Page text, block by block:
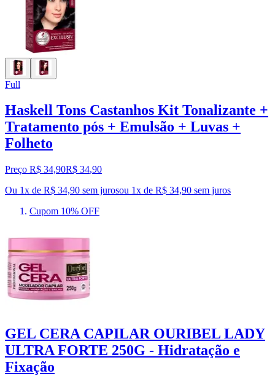
Full
Haskell Tons Castanhos Kit Tonalizante +
Tratamento pós + Emulsão + Luvas +
Folheto
Preço R$ 34,90R$ 34,90
Ou 1x de R$ 34,90 sem jurosou 1x de R$ 34,90 sem juros
Cupom 10% OFF
GEL CERA CAPILAR OURIBEL LADY
ULTRA FORTE 250G - Hidratação e
Fixação